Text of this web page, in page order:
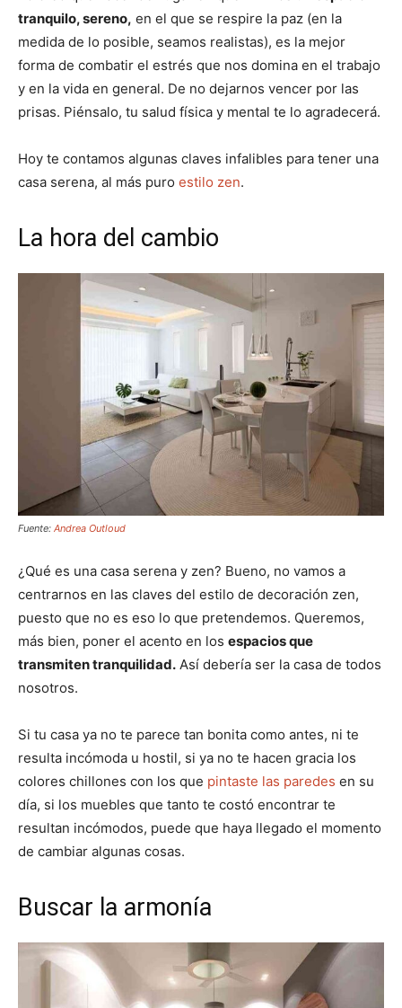
tranquilo, sereno, en el que se respire la paz (en la
medida de lo posible, seamos realistas), es la mejor
forma de combatir el estrés que nos domina en el trabajo
y en la vida en general. De no dejarnos vencer por las
prisas. Piénsalo, tu salud física y mental te lo agradecerá.
Hoy te contamos algunas claves infalibles para tener una
casa serena, al más puro estilo zen.
La hora del cambio
Fuente: Andrea Outloud
¿Qué es una casa serena y zen? Bueno, no vamos a
centrarnos en las claves del estilo de decoración zen,
puesto que no es eso lo que pretendemos. Queremos,
más bien, poner el acento en los espacios que
transmiten tranquilidad. Así debería ser la casa de todos
nosotros.
Si tu casa ya no te parece tan bonita como antes, ni te
resulta incómoda u hostil, si ya no te hacen gracia los
colores chillones con los que pintaste las paredes en su
día, si los muebles que tanto te costó encontrar te
resultan incómodos, puede que haya llegado el momento
de cambiar algunas cosas.
Buscar la armonía